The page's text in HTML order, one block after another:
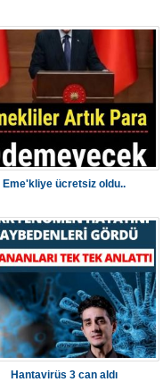
Eme'kliye ücretsiz oldu..
Hantavirüs 3 can aldı